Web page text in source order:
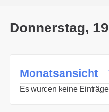
Donnerstag,
Monatsansicht
Es wurden keine